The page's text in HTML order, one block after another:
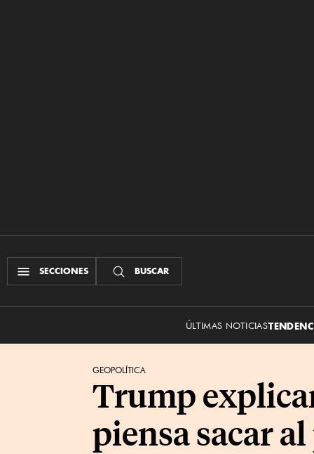
SECCIONES BUSCAR
ÚLTIMAS NOTICIAS
GEOPOLÍTICA
Trump
piensa sacar